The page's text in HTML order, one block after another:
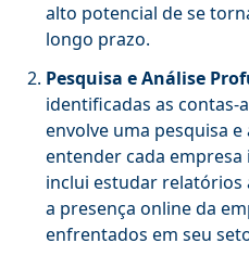
alto potencial de se
longo prazo.
Pesquisa e Análise
identificadas as contas-
envolve uma pesquisa
entender cada
inclui estudar relatórios
a presença online da
enfrentados em seu